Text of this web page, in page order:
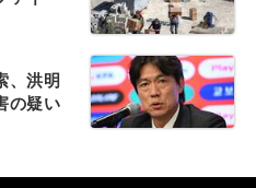
、洪明
の疑い